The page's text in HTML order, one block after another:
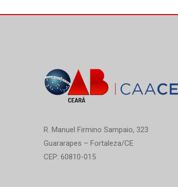
R. Manuel Firmino Sampaio, 323
Guararapes – Fortaleza/CE
CEP: 60810-015